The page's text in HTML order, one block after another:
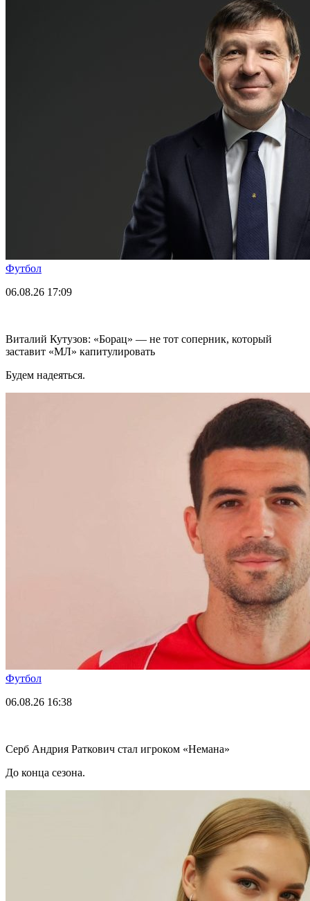
Футбол
06.08.26 17:09
Виталий Кутузов: «Борац» — не тот соперник, который
заставит «МЛ» капитулировать
Будем надеяться.
Футбол
06.08.26 16:38
Серб Андрия Раткович стал игроком «Немана»
До конца сезона.